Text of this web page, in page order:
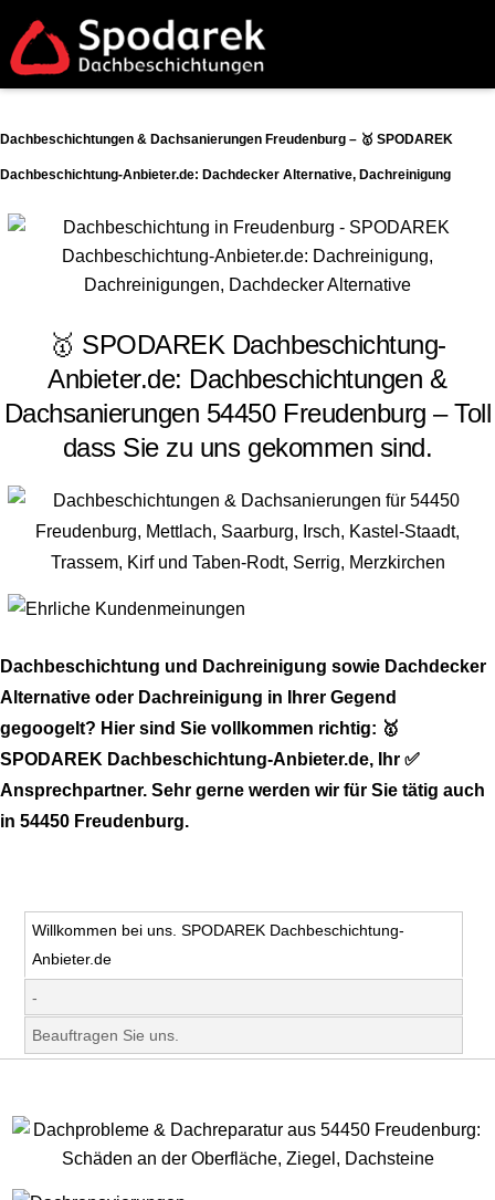
Dachbeschichtungen & Dachsanierungen Freudenburg – 🥇 SPODAREK
Dachbeschichtung-Anbieter.de: Dachdecker Alternative, Dachreinigung
🥇 SPODAREK Dachbeschichtung-
Anbieter.de: Dachbeschichtungen &
Dachsanierungen 54450 Freudenburg – Toll
dass Sie zu uns gekommen sind.
Dachbeschichtung und Dachreinigung sowie Dachdecker
Alternative oder Dachreinigung in Ihrer Gegend
gegoogelt? Hier sind Sie vollkommen richtig: 🥇
SPODAREK Dachbeschichtung-Anbieter.de, Ihr ✅
Ansprechpartner. Sehr gerne werden wir für Sie tätig auch
in 54450 Freudenburg.
Willkommen bei uns. SPODAREK Dachbeschichtung-
Anbieter.de
-
Beauftragen Sie uns.